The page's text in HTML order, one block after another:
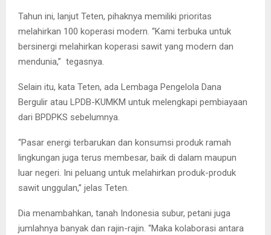
Tahun ini, lanjut Teten, pihaknya memiliki prioritas
melahirkan 100 koperasi modern. “Kami terbuka untuk
bersinergi melahirkan koperasi sawit yang modern dan
mendunia,” tegasnya.
Selain itu, kata Teten, ada Lembaga Pengelola Dana
Bergulir atau LPDB-KUMKM untuk melengkapi pembiayaan
dari BPDPKS sebelumnya.
“Pasar energi terbarukan dan konsumsi produk ramah
lingkungan juga terus membesar, baik di dalam maupun
luar negeri. Ini peluang untuk melahirkan produk-produk
sawit unggulan,” jelas Teten.
Dia menambahkan, tanah Indonesia subur, petani juga
jumlahnya banyak dan rajin-rajin. “Maka kolaborasi antara